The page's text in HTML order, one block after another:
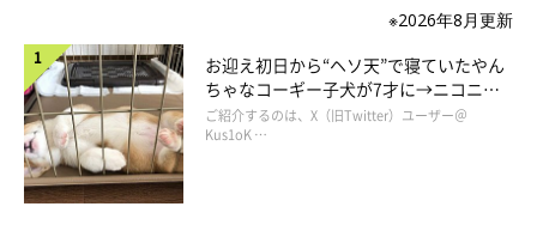
※2026年8月更新
お迎え初日から“ヘソ天”で寝ていたやん
ちゃなコーギー子犬が7才に→ニコニ
コ“コーギースマイル”が魅力のコに成
長！
ご紹介するのは、X（旧Twitter）ユーザー＠
Kus1oK …